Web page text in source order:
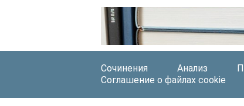
Сочинения Анализ
Соглашение о файлах cookie